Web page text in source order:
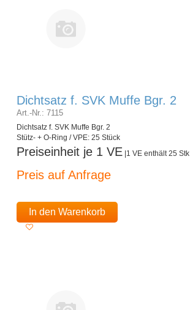
Dichtsatz f. SVK Muffe Bgr. 2
Art.-Nr.: 7115
Dichtsatz f. SVK Muffe Bgr. 2
Stütz- + O-Ring / VPE: 25 Stück
Preiseinheit je 1 VE |1 VE enthält 25 Stk
Preis auf Anfrage
In den Warenkorb